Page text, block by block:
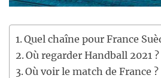
Quel chaîne pour France
Où regarder Handball 2021 ?
Où voir le match de France ?